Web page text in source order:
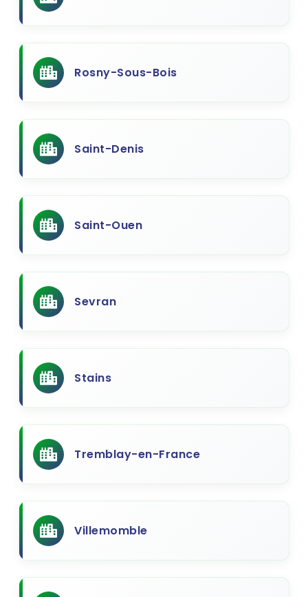
Rosny-Sous-Bois
Saint-Denis
Saint-Ouen
Sevran
Stains
Tremblay-en-France
Villemomble